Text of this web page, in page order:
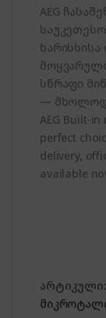
AEG
სწრაფი
— მხოლოდ
AEG Built-
perfect
delivery,
available
არტიკული: